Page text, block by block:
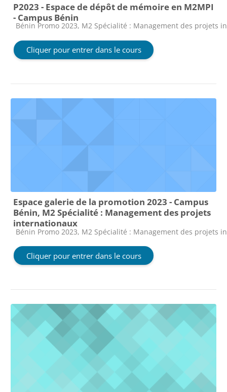
P2023 - Espace de dépôt de mémoire en M2MPI
- Campus Bénin
Catégorie de cours
Bénin Promo 2023, M2 Spécialité : Management des projets
Cliquer pour entrer dans le cours
Espace galerie de la promotion 2023 - Campus
Bénin, M2 Spécialité : Management des projets
internationaux
Catégorie de cours
Bénin Promo 2023, M2 Spécialité : Management des projets
Cliquer pour entrer dans le cours